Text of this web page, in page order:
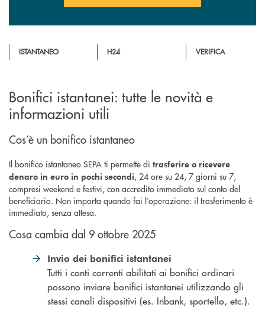
ISTANTANEO H24 VERIFICA
Bonifici istantanei: tutte le novità e
informazioni utili
Cos’è un bonifico istantaneo
Il bonifico istantaneo SEPA ti permette di trasferire o ricevere
denaro in euro in pochi secondi, 24 ore su 24, 7 giorni su 7,
compresi weekend e festivi, con accredito immediato sul conto del
beneficiario. Non importa quando fai l’operazione: il trasferimento è
immediato, senza attesa.
Cosa cambia dal 9 ottobre 2025
Invio dei bonifici istantanei
Tutti i conti correnti abilitati ai bonifici ordinari
possono inviare bonifici istantanei utilizzando gli
stessi canali dispositivi (es. Inbank, sportello, etc.).